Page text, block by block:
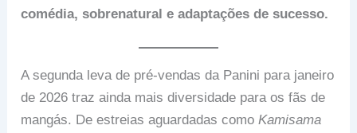
comédia, sobrenatural e adaptações de sucesso.
A segunda leva de pré-vendas da Panini para janeiro
de 2026 traz ainda mais diversidade para os fãs de
mangás. De estreias aguardadas comoKamisama